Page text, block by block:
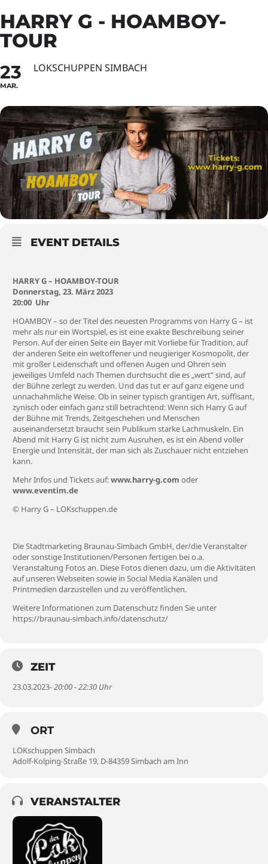
HARRY G - HOAMBOY-
TOUR
23
MAR.
LOKSCHUPPEN SIMBACH
EVENT DETAILS
HARRY G – HOAMBOY-TOUR
Donnerstag, 23. März 2023
20:00 Uhr
HOAMBOY – so der Titel des neuesten Programms von Harry G – ist
mehr als nur ein Wortspiel, es ist eine exakte Beschreibung seiner
Person. Auf der einen Seite ein Bayer mit Vorliebe für Tradition, auf
der anderen Seite ein weltoffener und neugieriger Kosmopolit, der
mit großer Leidenschaft und offenen Augen und Ohren sein
jeweiliges Umfeld nach Themen durchsucht die es „wert“ sind, auf
der Bühne zerlegt zu werden. Und das tut er auf ganz eigene und
unnachahmliche Weise. Ob in seiner typisch grantigen Art, süffisant,
zynisch oder einfach ganz still betrachtend: Wenn sich Harry G auf
der Bühne mit Trends, Zeitgeschehen und Menschen
auseinandersetzt braucht sein Publikum starke Lachmuskeln. Ein
Abend mit Harry G ist nicht zum Ausruhen, es ist ein Abend voller
Energie und Intensität, der man sich als Zuschauer nicht entziehen
kann.
Mehr Infos und Tickets auf:www.harry-g.com oder
www.eventim.de
© Harry G – LOKschuppen.de
Die Stadtmarketing Braunau-Simbach GmbH, der/die Veranstalter
oder sonstige Institutionen/Personen fertigen bei o.a.
Veranstaltung Fotos an. Diese Fotos dienen dazu, um die Aktivitäten
auf unseren Webseiten sowie in Social Media Kanälen und
Printmedien darzustellen und zu veröffentlichen.
Weitere Informationen zum Datenschutz finden Sie unter
https://braunau-simbach.info/datenschutz/
ZEIT
23.03.2023- 20:00 - 22:30 Uhr
ORT
LOKschuppen Simbach
Adolf-Kolping-Straße 19, D-84359 Simbach am Inn
VERANSTALTER